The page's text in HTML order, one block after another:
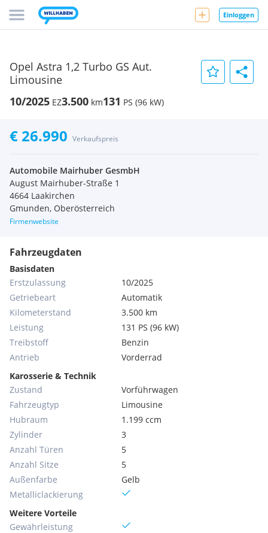
Einloggen
Opel Astra 1,2 Turbo GS Aut.
Limousine
10/2025 EZ3.500 km131 PS (96 kW)
€ 26.990 Verkaufspreis
Automobile Mairhuber GesmbH
August Mairhuber-Straße 1
4664 Laakirchen
Gmunden, Oberösterreich
Firmenwebsite
Fahrzeugdaten
Basisdaten
Erstzulassung
10/2025
Getriebeart
Automatik
Kilometerstand
3.500 km
Leistung
131 PS (96 kW)
Treibstoff
Benzin
Antrieb
Vorderrad
Karosserie & Technik
Zustand
Vorführwagen
Fahrzeugtyp
Limousine
Hubraum
1.199 ccm
Zylinder
3
Anzahl Türen
5
Anzahl Sitze
5
Außenfarbe
Gelb
Metallic­lackierung
Weitere Vorteile
Gewährleistung